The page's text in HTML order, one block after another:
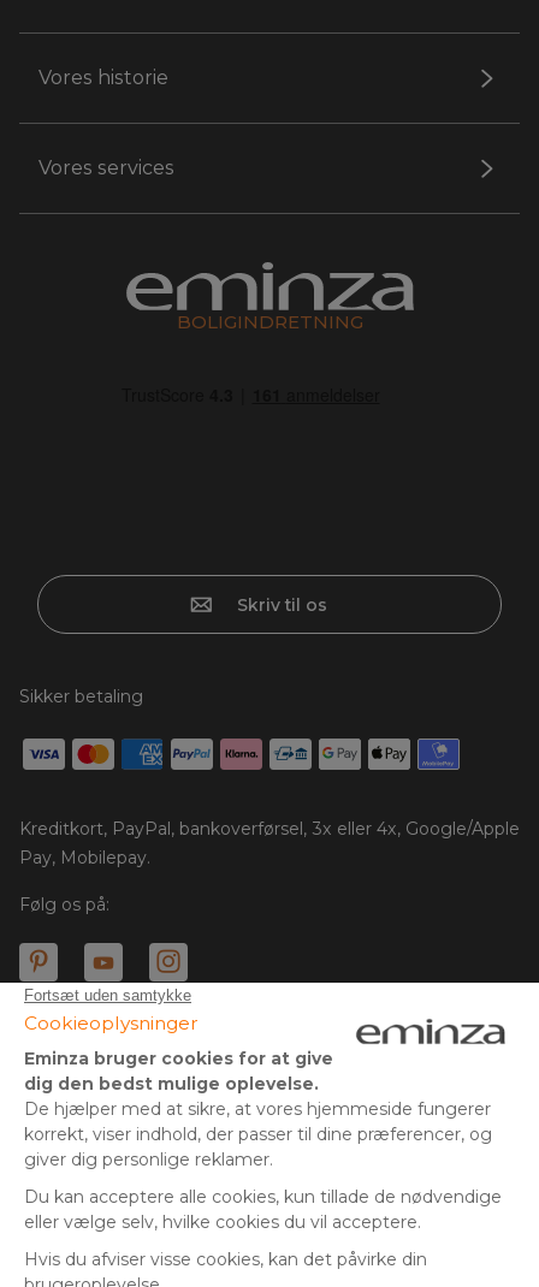
Vores historie
Vores services
BOLIGINDRETNING
Skriv til os
Sikker betaling
Kreditkort, PayPal, bankoverførsel, 3x eller 4x, Google/Apple
Pay, Mobilepay.
Følg os på:
© Copyright 2025 Eminza | Alle rettigheder forbeholdes |FRANKRIG
ITALIEN
HOLLAND
SCHWEIZ
DNK
* Du har 30 dage (fra modtagelsen eller afhentningen af din
pakke) til at returnere produkter og få refunderet dit beløb.
** Afsendelse samme dag for alle ordrer afgivet før kl. 14.00